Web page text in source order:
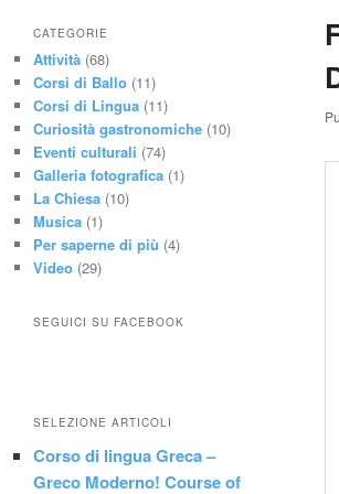
CATEGORIE
Attività (68)
Corsi di Ballo (11)
Corsi di Lingua (11)
Curiosità gastronomiche (10)
Eventi culturali (74)
Galleria fotografica (1)
La Chiesa (10)
Musica (1)
Per saperne di più (4)
Video (29)
SEGUICI SU FACEBOOK
SELEZIONE ARTICOLI
Corso di lingua Greca –
Greco Moderno! Course of